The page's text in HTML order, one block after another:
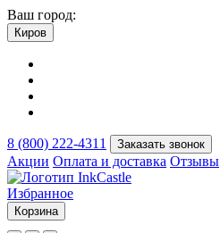
Ваш город:
Киров
8 (800) 222-4311 Заказать звонок
Акции Оплата и доставка Отзывы
Избранное
Корзина